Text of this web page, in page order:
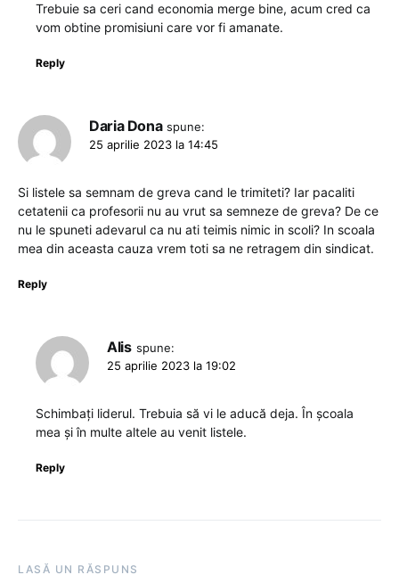
Trebuie sa ceri cand economia merge bine, acum cred ca
vom obtine promisiuni care vor fi amanate.
Reply
Daria Dona spune:
25 aprilie 2023 la 14:45
Si listele sa semnam de greva cand le trimiteti? Iar pacaliti
cetatenii ca profesorii nu au vrut sa semneze de greva? De ce
nu le spuneti adevarul ca nu ati teimis nimic in scoli? In scoala
mea din aceasta cauza vrem toti sa ne retragem din sindicat.
Reply
Alis spune:
25 aprilie 2023 la 19:02
Schimbați liderul. Trebuia să vi le aducă deja. În școala
mea și în multe altele au venit listele.
Reply
LASĂ UN RĂSPUNS